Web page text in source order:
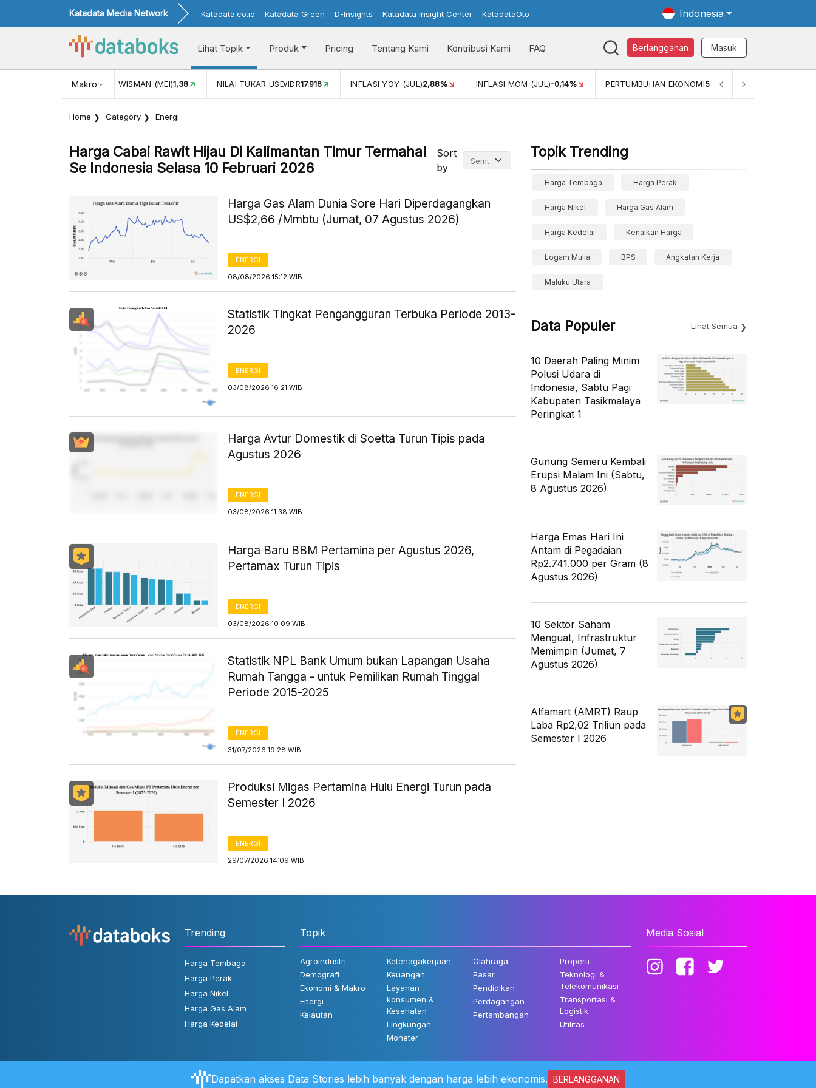
Katadata Media Network Katadata.co.id Katadata Green D-Insights Katadata Insight Center KatadataOto Indonesia
Lihat Topik Produk Pricing Tentang Kami Kontribusi Kami FAQ Berlangganan Masuk
Makro
KUNJUNGAN WISMAN (MEI)1,38 NILAI TUKAR USD/IDR17.916 INFLASI YOY (JUL)2,88% INFLASI MOM (JUL)-0,14% PERTUMBUHAN EKONOMI5,11%
Home Category Energi
Harga Cabai Rawit Hijau Di Kalimantan Timur Termahal
Se Indonesia Selasa 10 Februari 2026
Sort
by
Harga Gas Alam Dunia Sore Hari Diperdagangkan
US$2,66 /Mmbtu (Jumat, 07 Agustus 2026)
ENERGI
08/08/2026 15:12 WIB
Statistik Tingkat Pengangguran Terbuka Periode 2013-
2026
ENERGI
03/08/2026 16:21 WIB
Harga Avtur Domestik di Soetta Turun Tipis pada
Agustus 2026
ENERGI
03/08/2026 11:38 WIB
Harga Baru BBM Pertamina per Agustus 2026,
Pertamax Turun Tipis
ENERGI
03/08/2026 10:09 WIB
Statistik NPL Bank Umum bukan Lapangan Usaha
Rumah Tangga - untuk Pemilikan Rumah Tinggal
Periode 2015-2025
ENERGI
31/07/2026 19:28 WIB
Produksi Migas Pertamina Hulu Energi Turun pada
Semester I 2026
ENERGI
29/07/2026 14:09 WIB
Topik Trending
Harga Tembaga Harga Perak
Harga Nikel Harga Gas Alam
Harga Kedelai Kenaikan Harga
Logam Mulia BPS Angkatan Kerja
Maluku Utara
Data Populer Lihat Semua
10 Daerah Paling Minim
Polusi Udara di
Indonesia, Sabtu Pagi
Kabupaten Tasikmalaya
Peringkat 1
Gunung Semeru Kembali
Erupsi Malam Ini (Sabtu,
8 Agustus 2026)
Harga Emas Hari Ini
Antam di Pegadaian
Rp2.741.000 per Gram (8
Agustus 2026)
10 Sektor Saham
Menguat, Infrastruktur
Memimpin (Jumat, 7
Agustus 2026)
Alfamart (AMRT) Raup
Laba Rp2,02 Triliun pada
Semester I 2026
Trending
Harga Tembaga
Harga Perak
Harga Nikel
Harga Gas Alam
Harga Kedelai
Topik
Agroindustri
Demografi
Ekonomi & Makro
Energi
Kelautan
Ketenagakerjaan
Keuangan
Layanan
konsumen &
Kesehatan
Lingkungan
Moneter
Olahraga
Pasar
Pendidikan
Perdagangan
Pertambangan
Properti
Teknologi &
Telekomunikasi
Transportasi &
Logistik
Utilitas
Media Sosial
Aturan Pengguna FAQ Hubungi Kami ©2022 Katadata. Hak cipta dilindungi Undang-undang.
Dapatkan akses Data Stories lebih banyak dengan harga lebih ekonomis. BERLANGGANAN